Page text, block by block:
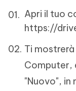
Apri il tuo
https://
Ti
Computer,
"Nuovo", in